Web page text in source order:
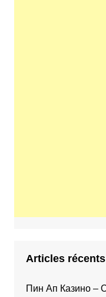
Articles récents
Пин Ап Казино –